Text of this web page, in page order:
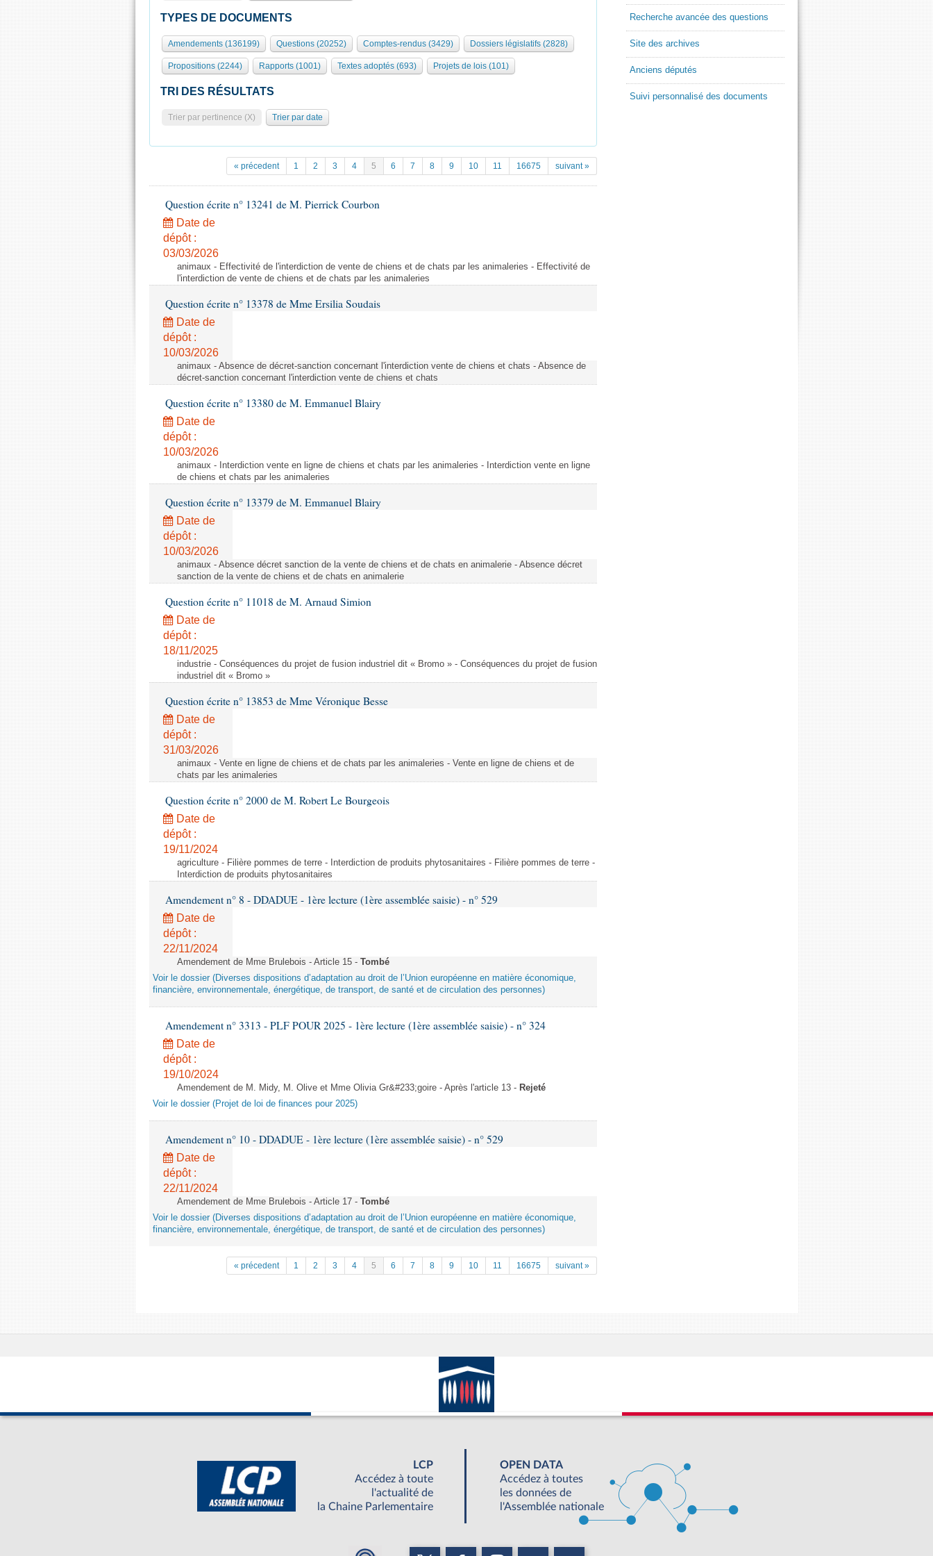
TYPES DE DOCUMENTS
Amendements (136199) Questions (20252) Comptes-rendus (3429) Dossiers législatifs (2828)
Propositions (2244) Rapports (1001) Textes adoptés (693) Projets de lois (101)
TRI DES RÉSULTATS
Trier par pertinence (X) Trier par date
« précedent 1 2 3 4 5 6 7 8 9 10 11 16675 suivant »
Question écrite n° 13241 de M. Pierrick Courbon
Date de
dépôt :
03/03/2026
animaux - Effectivité de l'interdiction de vente de chiens et de chats par les animaleries - Effectivité de
l'interdiction de vente de chiens et de chats par les animaleries
Question écrite n° 13378 de Mme Ersilia Soudais
Date de
dépôt :
10/03/2026
animaux - Absence de décret-sanction concernant l'interdiction vente de chiens et chats - Absence de
décret-sanction concernant l'interdiction vente de chiens et chats
Question écrite n° 13380 de M. Emmanuel Blairy
Date de
dépôt :
10/03/2026
animaux - Interdiction vente en ligne de chiens et chats par les animaleries - Interdiction vente en ligne
de chiens et chats par les animaleries
Question écrite n° 13379 de M. Emmanuel Blairy
Date de
dépôt :
10/03/2026
animaux - Absence décret sanction de la vente de chiens et de chats en animalerie - Absence décret
sanction de la vente de chiens et de chats en animalerie
Question écrite n° 11018 de M. Arnaud Simion
Date de
dépôt :
18/11/2025
industrie - Conséquences du projet de fusion industriel dit « Bromo » - Conséquences du projet de fusion
industriel dit « Bromo »
Question écrite n° 13853 de Mme Véronique Besse
Date de
dépôt :
31/03/2026
animaux - Vente en ligne de chiens et de chats par les animaleries - Vente en ligne de chiens et de
chats par les animaleries
Question écrite n° 2000 de M. Robert Le Bourgeois
Date de
dépôt :
19/11/2024
agriculture - Filière pommes de terre - Interdiction de produits phytosanitaires - Filière pommes de terre -
Interdiction de produits phytosanitaires
Amendement n° 8 - DDADUE - 1ère lecture (1ère assemblée saisie) - n° 529
Date de
dépôt :
22/11/2024
Amendement de Mme Brulebois - Article 15 - Tombé
Voir le dossier (Diverses dispositions d’adaptation au droit de l’Union européenne en matière économique,
financière, environnementale, énergétique, de transport, de santé et de circulation des personnes)
Amendement n° 3313 - PLF POUR 2025 - 1ère lecture (1ère assemblée saisie) - n° 324
Date de
dépôt :
19/10/2024
Amendement de M. Midy, M. Olive et Mme Olivia Gr&#233;goire - Après l'article 13 - Rejeté
Voir le dossier (Projet de loi de finances pour 2025)
Amendement n° 10 - DDADUE - 1ère lecture (1ère assemblée saisie) - n° 529
Date de
dépôt :
22/11/2024
Amendement de Mme Brulebois - Article 17 - Tombé
Voir le dossier (Diverses dispositions d’adaptation au droit de l’Union européenne en matière économique,
financière, environnementale, énergétique, de transport, de santé et de circulation des personnes)
« précedent 1 2 3 4 5 6 7 8 9 10 11 16675 suivant »
Recherche avancée des questions
Site des archives
Anciens députés
Suivi personnalisé des documents
LCP
Accédez à toute
l'actualité de
la Chaine Parlementaire
OPEN DATA
Accédez à toutes
les données de
l'Assemblée nationale